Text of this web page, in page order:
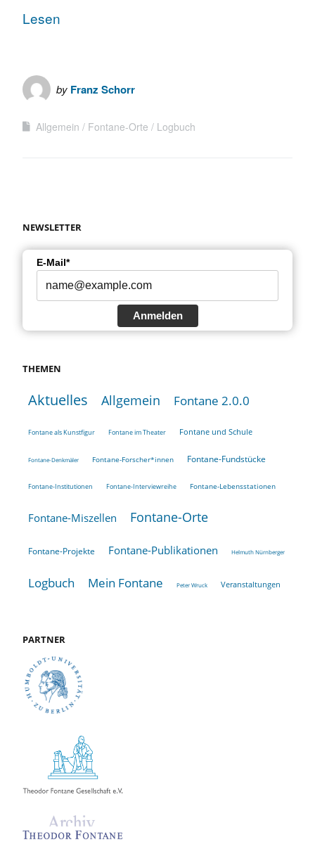
Lesen
by Franz Schorr
Allgemein Fontane-Orte Logbuch
NEWSLETTER
E-Mail*
Anmelden
THEMEN
Aktuelles Allgemein Fontane 2.0.0
Fontane als Kunstfigur Fontane im Theater Fontane und Schule
Fontane-Denkmäler Fontane-Forscher*innen Fontane-Fundstücke
Fontane-Institutionen Fontane-Interviewreihe Fontane-Lebensstationen
Fontane-Miszellen Fontane-Orte
Fontane-Projekte Fontane-Publikationen Helmuth Nürnberger
Logbuch Mein Fontane Peter Wruck Veranstaltungen
PARTNER